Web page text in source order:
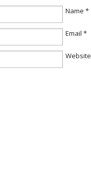
Name *
Email *
Website